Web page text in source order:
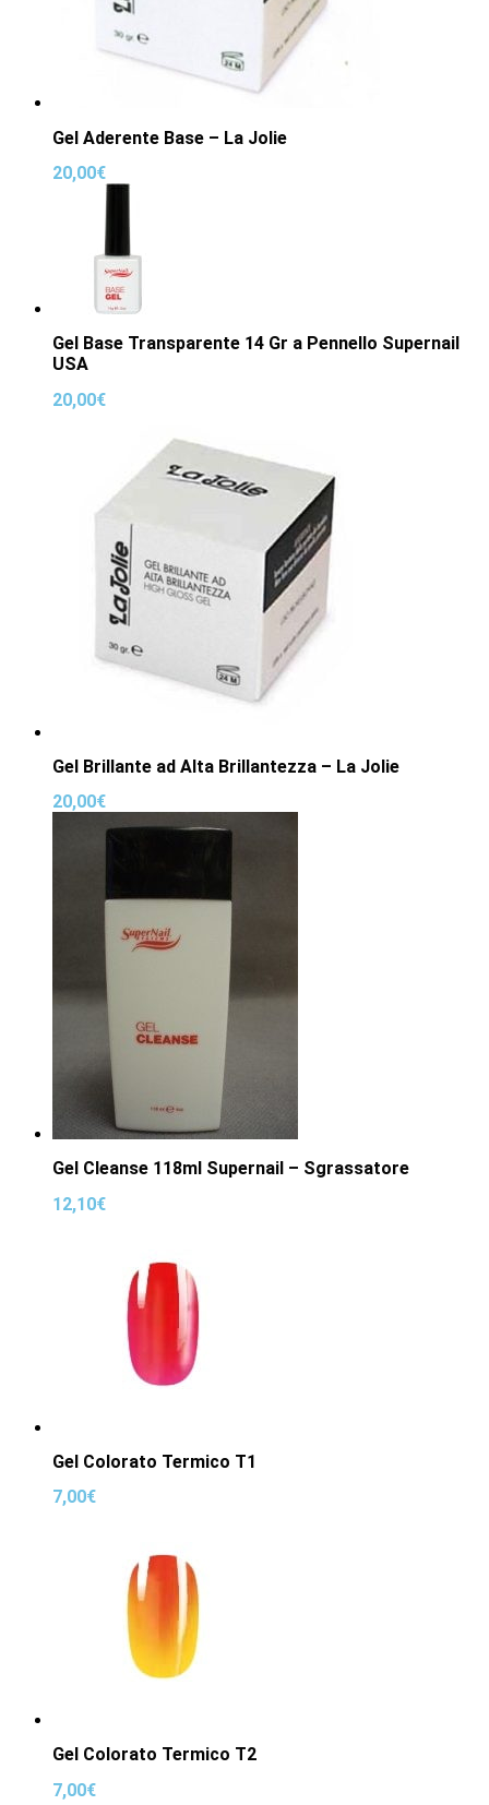
Gel Aderente Base – La Jolie
20,00€
Gel Base Transparente 14 Gr a Pennello Supernail
USA
20,00€
Gel Brillante ad Alta Brillantezza – La Jolie
20,00€
Gel Cleanse 118ml Supernail – Sgrassatore
12,10€
Gel Colorato Termico T1
7,00€
Gel Colorato Termico T2
7,00€